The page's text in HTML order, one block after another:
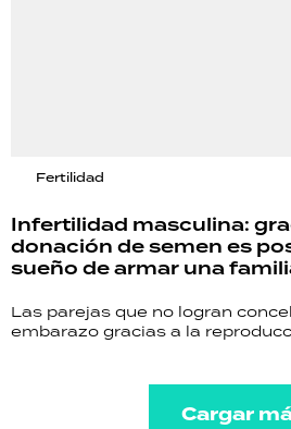
Fertilidad
Infertilidad masculina:
donación de semen es
sueño de armar una
Las parejas que no logran
embarazo gracias a la
Cargar